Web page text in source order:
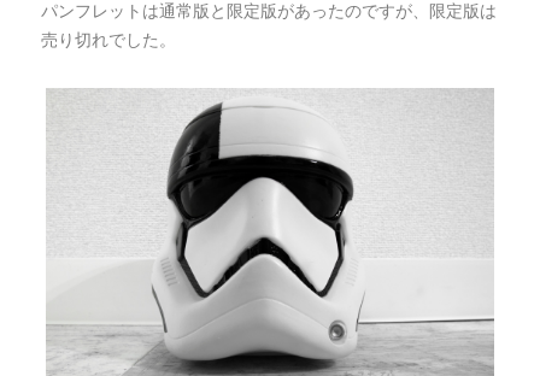
パンフレットは通常版と限定版があったのですが、限定版は
売り切れでした。